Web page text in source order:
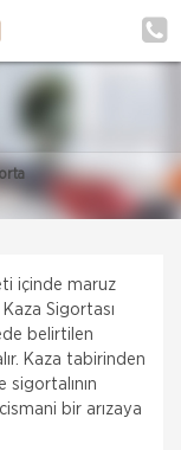
içinde maruz
Sigortası
belirtilen
Kaza tabirinden
bir arızaya